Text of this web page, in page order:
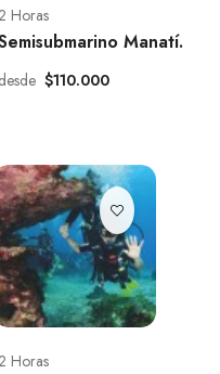
Horas
Manatí.
desde $110.000
Horas